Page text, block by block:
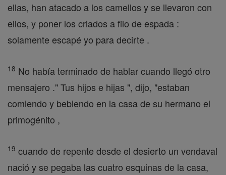
ellas, han atacado a los camellos y se llevaron con
ellos, y poner los criados a filo de espada :
solamente escapé yo para decirte .
18 No había terminado de hablar cuando llegó otro
mensajero ." Tus hijos e hijas ", dijo, "estaban
comiendo y bebiendo en la casa de su hermano el
primogénito ,
19 cuando de repente desde el desierto un vendaval
nació y se pegaba las cuatro esquinas de la casa,